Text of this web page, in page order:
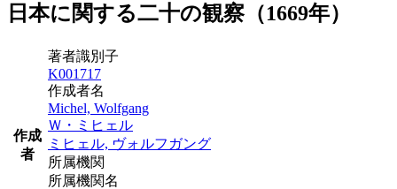
日本に関する二十の観察（1669年）
作成
者
著者識別子
K001717
作成者名
Michel, Wolfgang
Ｗ・ミヒェル
ミヒェル, ヴォルフガング
所属機関
所属機関名